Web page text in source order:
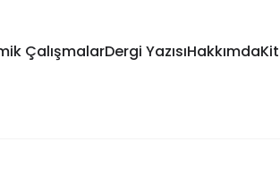
ÇalışmalarDergi YazısıHakkımda